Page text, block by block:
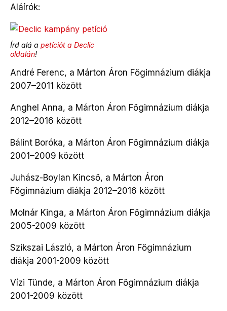
Aláírók:
Írd alá a petíciót a Declic
oldalán!
André Ferenc, a Márton Áron Főgimnázium diákja
2007–2011 között
Anghel Anna, a Márton Áron Főgimnázium diákja
2012–2016 között
Bálint Boróka, a Márton Áron Főgimnázium diákja
2001–2009 között
Juhász-Boylan Kincső, a Márton Áron
Főgimnázium diákja 2012–2016 között
Molnár Kinga, a Márton Áron Főgimnázium diákja
2005-2009 között
Szikszai László, a Márton Áron Főgimnázium
diákja 2001-2009 között
Vízi Tünde, a Márton Áron Főgimnázium diákja
2001-2009 között